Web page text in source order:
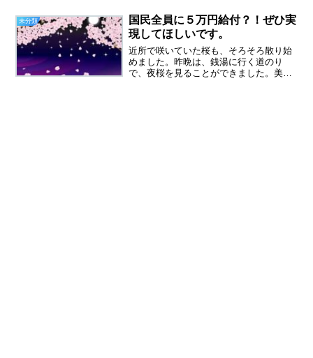
家を出て、近所のワンルームマンション
に住み、東京の専門学校に...
未分類
国民全員に５万円給付？！ぜひ実
現してほしいです。
近所で咲いていた桜も、そろそろ散り始
めました。昨晩は、銭湯に行く道のり
で、夜桜を見ることができました。美し